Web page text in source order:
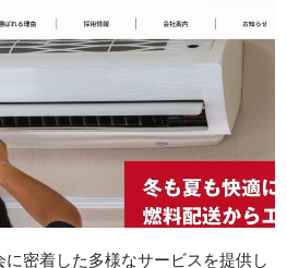
に密着した多様なサービスを提供し